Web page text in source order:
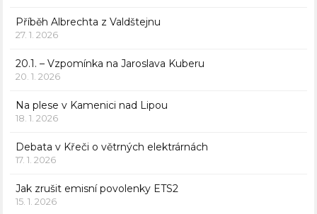
Příběh Albrechta z Valdštejnu
27. 1. 2026
20.1. – Vzpomínka na Jaroslava Kuberu
20. 1. 2026
Na plese v Kamenici nad Lipou
18. 1. 2026
Debata v Křeči o větrných elektrárnách
17. 1. 2026
Jak zrušit emisní povolenky ETS2
15. 1. 2026